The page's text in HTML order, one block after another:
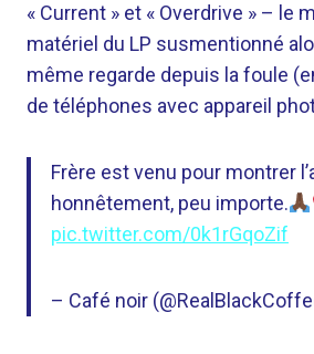
« Current » et « Overdrive » – ​​le
matériel du LP susmentionné
même regarde depuis la foule
de téléphones avec appareil
Frère est venu pour montrer
honnêtement, peu importe.
pic.twitter.com/0k1rGqoZif
– Café noir